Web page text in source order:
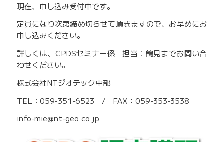
現在、申し込み受付中です。
定員になり次第締め切らせて頂きますので、お早めにお
申し込みください。
詳しくは、CPDSセミナー係 担当：鶴見までお問い合
わせください。
株式会社NTジオテック中部
TEL：059-351-6523 / FAX：059-353-3538
info-mie@nt-geo.co.jp